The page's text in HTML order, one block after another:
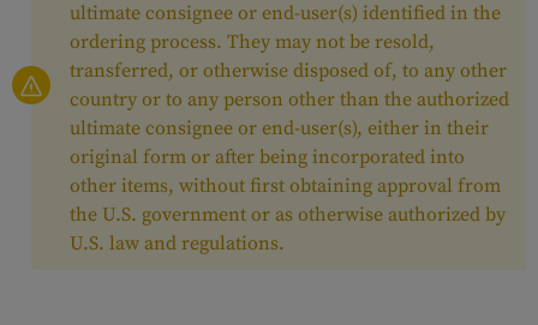
ultimate consignee or end-user(s) identified in the
ordering process. They may not be resold,
transferred, or otherwise disposed of, to any other
country or to any person other than the authorized
ultimate consignee or end-user(s), either in their
original form or after being incorporated into
other items, without first obtaining approval from
the U.S. government or as otherwise authorized by
U.S. law and regulations.